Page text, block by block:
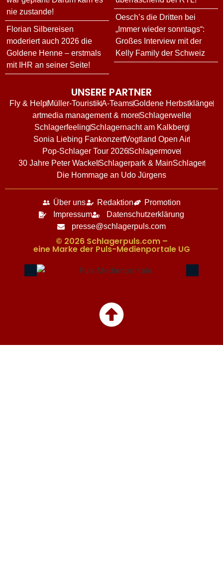
nie zustande!
Florian Silbereisen
moderiert auch 2026 die
Goldene Henne – erstmals
mit IHR an seiner Seite!
Oesch’s die Dritten bei
„Immer wieder sonntags“:
Großes Interview mit der
Kelly Family der Schweiz
UNSERE PARTNER
Fly & HelpMüller-TouristikA-TeamsGoldene Herbstklänge
artmedia management & moreSchlagerwelle
SchlagerfeelingSchlagernacht am Kalkberg
Sonia Liebing FankonzertVogtland Open Air
Pop-Schlager Tour 2026Schlagermove
30 Jahre Peter Wackel Schlagerpark & MainSchlager
Die Hommage an Udo Jürgens
Über uns Redaktion
Promotion
Impressum
Datenschutzerklärung
presse@schlagerpuls.com
© 2026 Schlagerpuls.com –
eine Marke der Puls-Medienportale UG​